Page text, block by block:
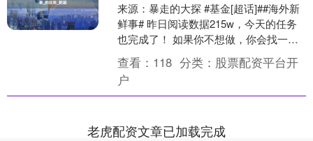
来源：暴走的大探 #基金[超话]##海外新
鲜事# 昨日阅读数据215w，今天的任务
也完成了！ 如果你不想做，你会找一个
借口，如果你想做，你会找一个办法。
发布于....
查看： 118 分类： 股票配资平台开
户
老虎配资文章已加载完成